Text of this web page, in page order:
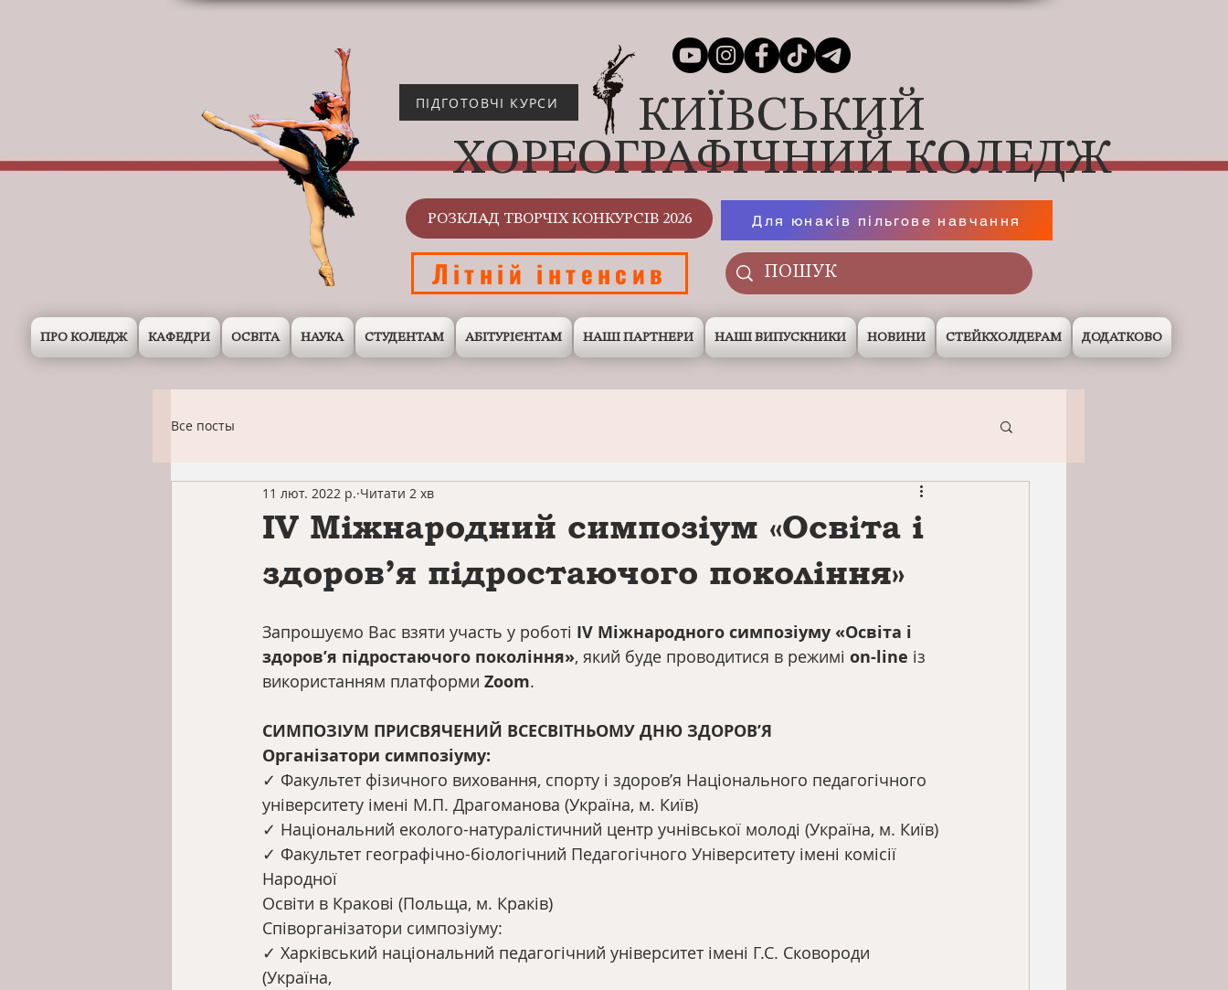
КИЇВСЬКИЙ
ХОРЕОГРАФІЧНИЙ КОЛЕДЖ
ПІДГОТОВЧІ КУРСИ
Для юнаків пільгове навчання
РОЗКЛАД ТВОРЧІХ КОНКУРСІВ 2026
Літній інтенсив
ПРО КОЛЕДЖ КАФЕДРИ ОСВІТА НАУКА СТУДЕНТАМ АБІТУРІЄНТАМ НАШІ ПАРТНЕРИ НАШІ ВИПУСКНИКИ НОВИНИ СТЕЙКХОЛДЕРАМ ДОДАТКОВО
Все посты
ІV Міжнародний симпозіум «Освіта і
здоров’я підростаючого покоління»
11 лют. 2022 р. Читати 2 хв
Запрошуємо Вас взяти участь у роботі ІV Міжнародного симпозіуму «Освіта і
здоров’я підростаючого покоління», який буде проводитися в режимі on-line із
використанням платформи Zoom.
СИМПОЗІУМ ПРИСВЯЧЕНИЙ ВСЕСВІТНЬОМУ ДНЮ ЗДОРОВ’Я
Організатори симпозіуму:
✓ Факультет фізичного виховання, спорту і здоров’я Національного педагогічного
університету імені М.П. Драгоманова (Україна, м. Київ)
✓ Національний еколого-натуралістичний центр учнівської молоді (Україна, м. Київ)
✓ Факультет географічно-біологічний Педагогічного Університету імені комісії
Народної
Освіти в Кракові (Польща, м. Краків)
Співорганізатори симпозіуму:
✓ Харківський національний педагогічний університет імені Г.С. Сковороди
(Україна,